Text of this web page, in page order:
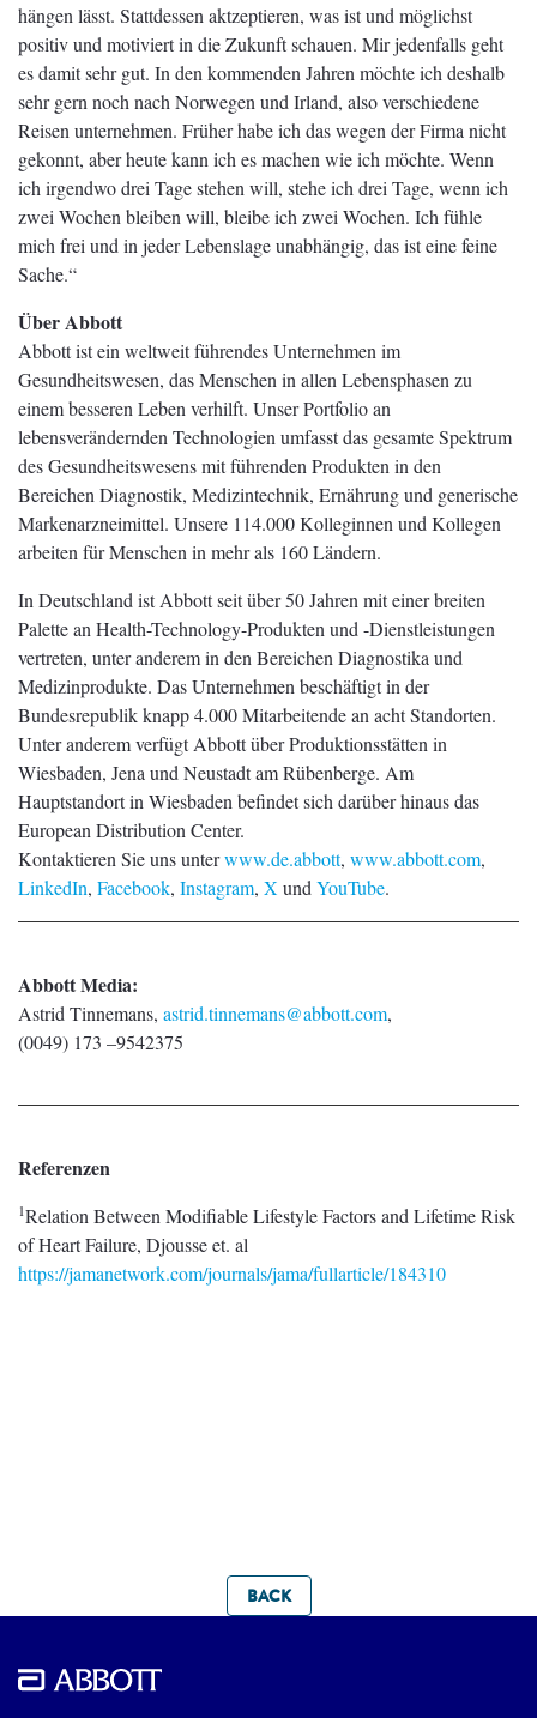
hängen lässt. Stattdessen aktzeptieren, was ist und möglichst
positiv und motiviert in die Zukunft schauen. Mir jedenfalls geht
es damit sehr gut. In den kommenden Jahren möchte ich deshalb
sehr gern noch nach Norwegen und Irland, also verschiedene
Reisen unternehmen. Früher habe ich das wegen der Firma nicht
gekonnt, aber heute kann ich es machen wie ich möchte. Wenn
ich irgendwo drei Tage stehen will, stehe ich drei Tage, wenn ich
zwei Wochen bleiben will, bleibe ich zwei Wochen. Ich fühle
mich frei und in jeder Lebenslage unabhängig, das ist eine feine
Sache.“
Über Abbott
Abbott ist ein weltweit führendes Unternehmen im
Gesundheitswesen, das Menschen in allen Lebensphasen zu
einem besseren Leben verhilft. Unser Portfolio an
lebensverändernden Technologien umfasst das gesamte Spektrum
des Gesundheitswesens mit führenden Produkten in den
Bereichen Diagnostik, Medizintechnik, Ernährung und generische
Markenarzneimittel. Unsere 114.000 Kolleginnen und Kollegen
arbeiten für Menschen in mehr als 160 Ländern.
In Deutschland ist Abbott seit über 50 Jahren mit einer breiten
Palette an Health-Technology-Produkten und -Dienstleistungen
vertreten, unter anderem in den Bereichen Diagnostika und
Medizinprodukte. Das Unternehmen beschäftigt in der
Bundesrepublik knapp 4.000 Mitarbeitende an acht Standorten.
Unter anderem verfügt Abbott über Produktionsstätten in
Wiesbaden, Jena und Neustadt am Rübenberge. Am
Hauptstandort in Wiesbaden befindet sich darüber hinaus das
European Distribution Center.
Kontaktieren Sie uns unterwww.de.abbott, www.abbott.com,
LinkedIn, Facebook, Instagram, X und YouTube.
Abbott Media:
Astrid Tinnemans, astrid.tinnemans@abbott.com,
(0049) 173 –9542375
Referenzen
1Relation Between Modifiable Lifestyle Factors and Lifetime Risk
of Heart Failure, Djousse et. al
https://jamanetwork.com/journals/jama/fullarticle/184310
BACK